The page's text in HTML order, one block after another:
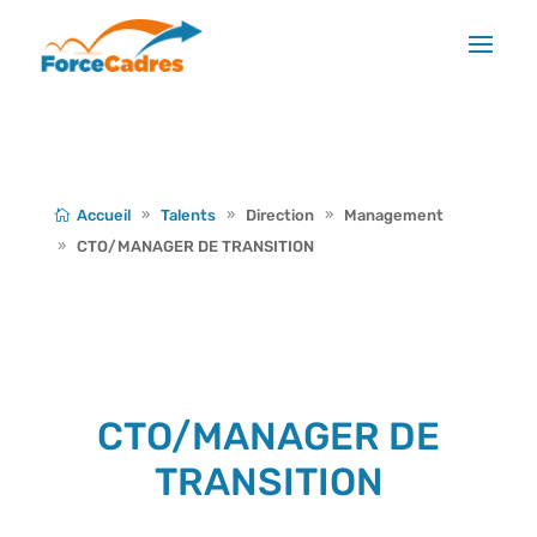
Accueil Talents Direction
Management
CTO/MANAGER DE TRANSITION
CTO/MANAGER DE
TRANSITION